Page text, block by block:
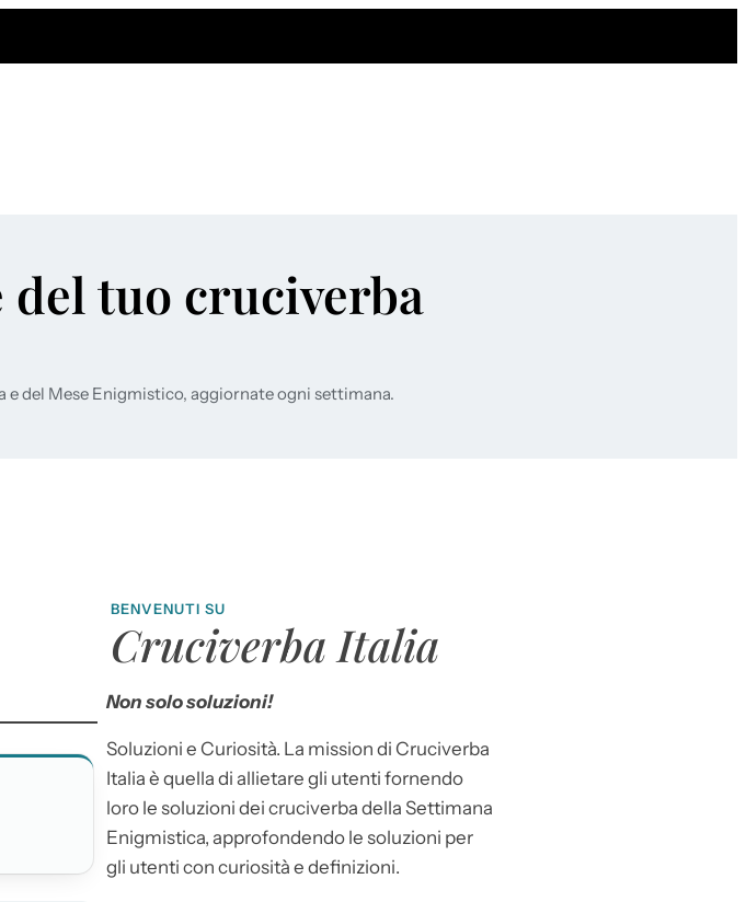
del tuo cruciverba
del Mese Enigmistico, aggiornate ogni settimana.
BENVENUTI SU
Cruciverba Italia
Non solo soluzioni!
Soluzioni e Curiosità. La mission di Cruciverba
Italia è quella di allietare gli utenti fornendo
loro le soluzioni dei cruciverba della Settimana
Enigmistica, approfondendo le soluzioni per
gli utenti con curiosità e definizioni.